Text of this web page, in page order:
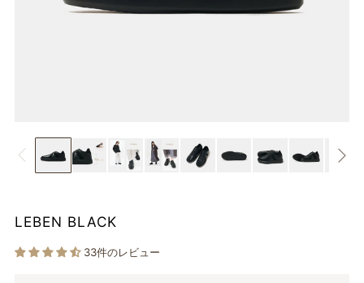
LEBEN BLACK
33件のレビュー